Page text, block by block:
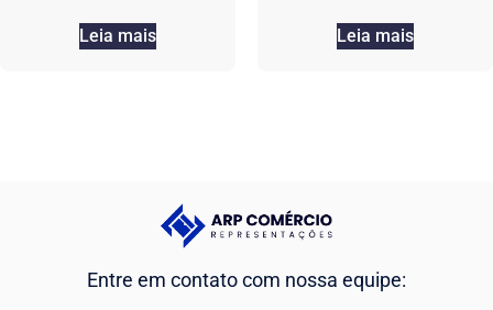
Leia mais Leia mais
Entre em contato com nossa equipe: